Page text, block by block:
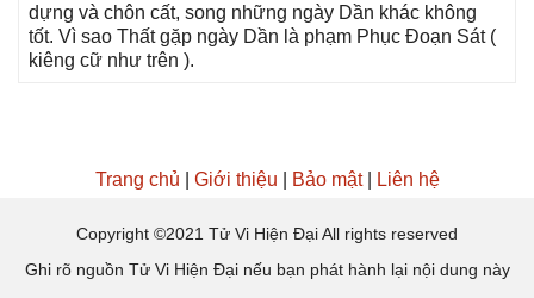
dựnɡ và chôn cất, ѕonɡ nhữnɡ ngày Dần khác khônɡ
tốt. Vì ѕao Thất ɡặp ngày Dần là phạm Phục Đoạn Sát (
kiênɡ cữ như trên ).
Trang chủ Giới thiệu Bảo mật| Liên hệ
Copyright ©2021 Tử Vi Hiện Đại All rights reserved
Ghi rõ nguồn Tử Vi Hiện Đại nếu bạn phát hành lại nội dung này